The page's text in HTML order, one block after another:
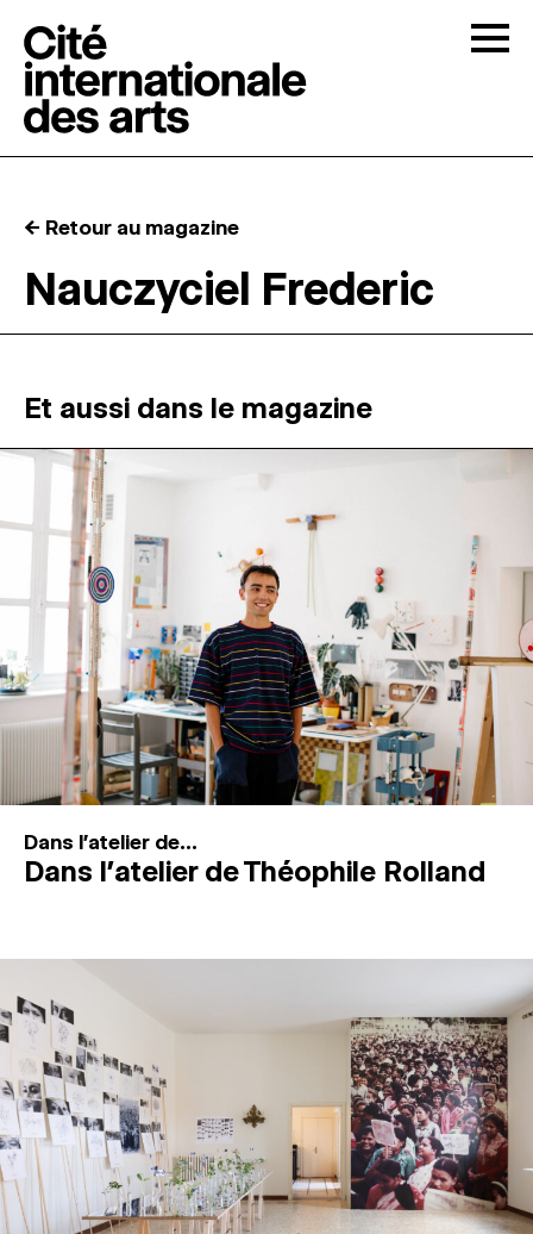
RÉSIDENCES ↓
ATELIERS OUVERTS
PROGRAMMATION
MAGAZINE
ESPACES DE PRATIQUE ARTISTIQUE ↓
Recherche
Connexion
← Retour au magazine
Nauczyciel Frederic
Et aussi dans le magazine
Dans l'atelier de...
Dans l’atelier de Théophile Rolland